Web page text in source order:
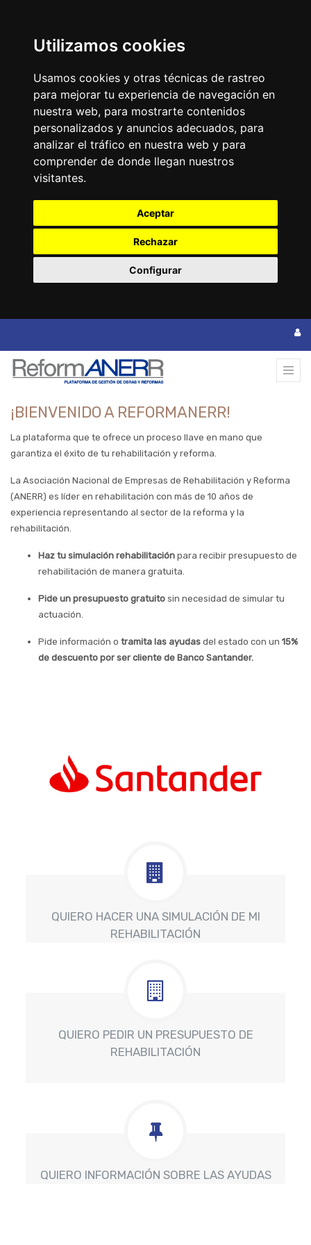
Utilizamos cookies
Usamos cookies y otras técnicas de rastreo
para mejorar tu experiencia de navegación en
nuestra web, para mostrarte contenidos
personalizados y anuncios adecuados, para
analizar el tráfico en nuestra web y para
comprender de donde llegan nuestros
visitantes.
Aceptar
Rechazar
Configurar
¡BIENVENIDO A REFORMANERR!
La plataforma que te ofrece un proceso llave en mano que
garantiza el éxito de tu rehabilitación y reforma.
La Asociación Nacional de Empresas de Rehabilitación y Reforma
(ANERR) es líder en rehabilitación con más de 10 años de
experiencia representando al sector de la reforma y la
rehabilitación.
Haz tu simulación rehabilitación para recibir presupuesto de
rehabilitación de manera gratuita.
Pide un presupuesto gratuito sin necesidad de simular tu
actuación.
Pide información o tramita las ayudas del estado con un 15%
de descuento por ser cliente de Banco Santander.
QUIERO HACER UNA SIMULACIÓN DE MI
REHABILITACIÓN
QUIERO PEDIR UN PRESUPUESTO DE
REHABILITACIÓN
QUIERO INFORMACIÓN SOBRE LAS AYUDAS